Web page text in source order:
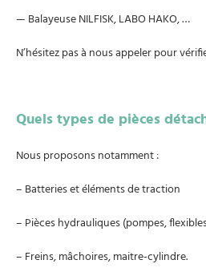
— Balayeuse NILFISK, LABO HAKO, …
N’hésitez pas à nous appeler pour
Quels types de pièces
Nous proposons notamment :
– Batteries et éléments de traction
– Pièces hydrauliques (pompes,
– Freins, mâchoires, maitre-cylindre.